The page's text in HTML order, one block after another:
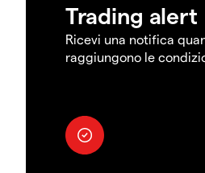
Trading alert
Ricevi una notifica
raggiungono le